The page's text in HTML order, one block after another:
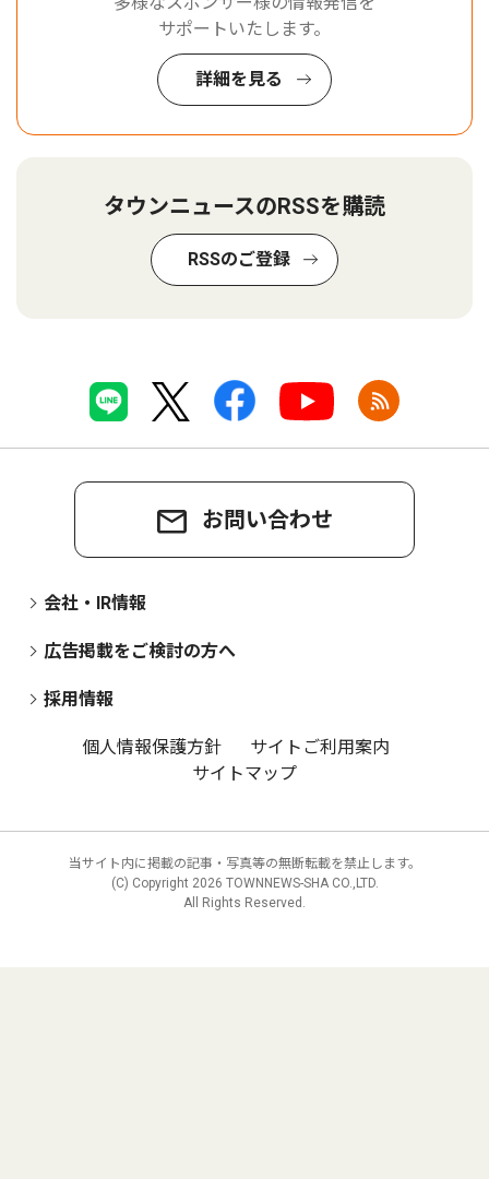
サポートいたします。
詳細を見る
タウンニュースのRSSを購読
RSSのご登録
お問い合わせ
会社・IR情報
広告掲載をご検討の方へ
採用情報
個人情報保護方針
サイトご利用案内
サイトマップ
当サイト内に掲載の記事・写真等の無断転載を禁止します。
(C) Copyright 2026 TOWNNEWS-SHA CO.,LTD.
All Rights Reserved.